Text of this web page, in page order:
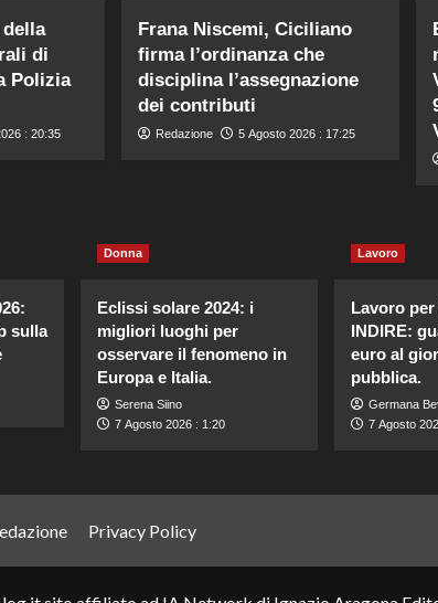
di
Polizia
: 20:35
Frana Niscemi, Ciciliano
firma l’ordinanza che
disciplina l’assegnazione
dei contributi
Redazione 5 Agosto 2026 : 17:25
sulla
Donna
Eclissi solare 2024: i
migliori luoghi per
osservare il fenomeno in
Europa e Italia.
Serena Siino
7 Agosto 2026 : 1:20
Lavoro
Lavoro
INDIRE:
euro al
pubblica.
Germana
7 Agosto
Privacy Policy